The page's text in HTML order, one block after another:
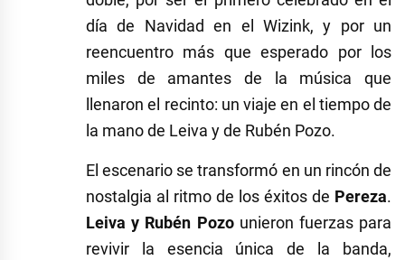
día de Navidad en el Wizink, y por un
reencuentro más que esperado por los
miles de amantes de la música que
llenaron el recinto: un viaje en el tiempo de
la mano de Leiva y de Rubén Pozo.
El escenario se transformó en un rincón de
nostalgia al ritmo de los éxitos de Pereza.
Leiva y Rubén Pozounieron fuerzas para
revivir la esencia única de la banda,